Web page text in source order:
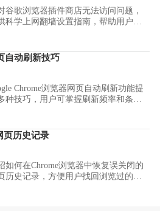
谷歌浏览器插件商店无法访问问题，
科学上网翻墙设置指南，帮助用户正
自动刷新技巧
Chrome浏览器网页自动刷新功能提
种技巧，用户可掌握刷新频率和条件
页历史记录
如何在Chrome浏览器中恢复误关闭的
历史记录，方便用户找回浏览过的内